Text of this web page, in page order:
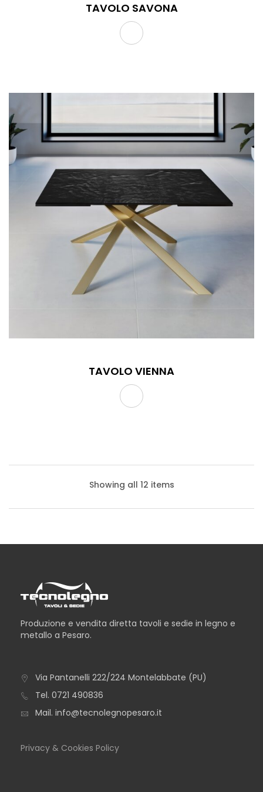
TAVOLO SAVONA
TAVOLO VIENNA
TAVOLO ALBA
Showing all 12 items
Produzione e vendita diretta tavoli e sedie in legno e
metallo a Pesaro.
Via Pantanelli 222/224 Montelabbate (PU)
Tel. 0721 490836
Mail. info@tecnolegnopesaro.it
Privacy & Cookies Policy